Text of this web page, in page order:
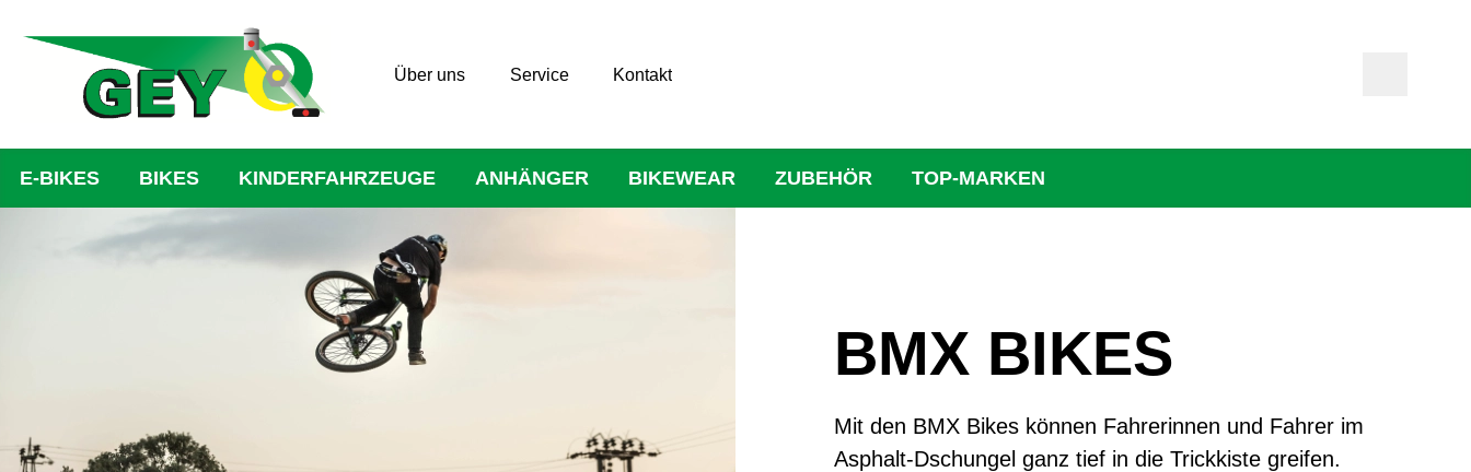
Über uns Service Kontakt
E-BIKES BIKES KINDERFAHRZEUGE ANHÄNGER BIKEWEAR ZUBEHÖR TOP-MARKEN
BMX BIKES
Mit den BMX Bikes können Fahrerinnen und Fahrer im
Asphalt-Dschungel ganz tief in die Trickkiste greifen.